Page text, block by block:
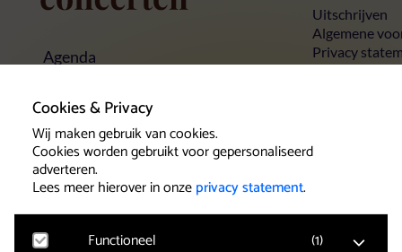
Cookies & Privacy
Wij maken gebruik van cookies.
Cookies worden gebruikt voor gepersonaliseerd
adverteren.
Lees meer hierover in onzeprivacy statement.
Functioneel (1)
Agenda
Klassieke Top 10
Contact
Klantenservice
Het serviceteam wilt u als
Uitschrijven
Algemene
Privacy
Cookies